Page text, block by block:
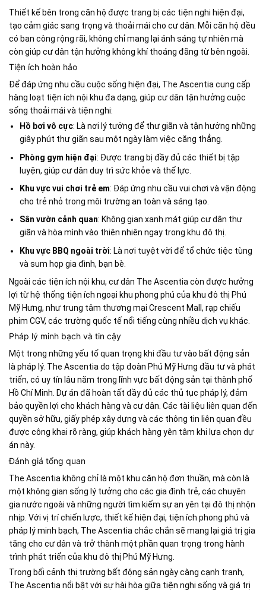
Thiết kế bên trong căn hộ được trang bị các tiện nghi hiện đại,
tạo cảm giác sang trọng và thoải mái cho cư dân. Mỗi căn hộ đều
có ban công rộng rãi, không chỉ mang lại ánh sáng tự nhiên mà
còn giúp cư dân tận hưởng không khí thoáng đãng từ bên ngoài.
Tiện ích hoàn hảo
Để đáp ứng nhu cầu cuộc sống hiện đại, The Ascentia cung cấp
hàng loạt tiện ích nội khu đa dạng, giúp cư dân tận hưởng cuộc
sống thoải mái và tiện nghi:
Hồ bơi vô cực: Là nơi lý tưởng để thư giãn và tận hưởng những
giây phút thư giãn sau một ngày làm việc căng thẳng.
Phòng gym hiện đại: Được trang bị đầy đủ các thiết bị tập
luyện, giúp cư dân duy trì sức khỏe và thể lực.
Khu vực vui chơi trẻ em: Đáp ứng nhu cầu vui chơi và vận động
cho trẻ nhỏ trong môi trường an toàn và sáng tạo.
Sân vườn cảnh quan: Không gian xanh mát giúp cư dân thư
giãn và hòa mình vào thiên nhiên ngay trong khu đô thị.
Khu vực BBQ ngoài trời: Là nơi tuyệt vời để tổ chức tiệc tùng
và sum họp gia đình, bạn bè.
Ngoài các tiện ích nội khu, cư dân The Ascentia còn được hưởng
lợi từ hệ thống tiện ích ngoại khu phong phú của khu đô thị Phú
Mỹ Hưng, như trung tâm thương mại Crescent Mall, rạp chiếu
phim CGV, các trường quốc tế nổi tiếng cùng nhiều dịch vụ khác.
Pháp lý minh bạch và tin cậy
Một trong những yếu tố quan trọng khi đầu tư vào bất động sản
là pháp lý. The Ascentia do tập đoàn Phú Mỹ Hưng đầu tư và phát
triển, có uy tín lâu năm trong lĩnh vực bất động sản tại thành phố
Hồ Chí Minh. Dự án đã hoàn tất đầy đủ các thủ tục pháp lý, đảm
bảo quyền lợi cho khách hàng và cư dân. Các tài liệu liên quan đến
quyền sở hữu, giấy phép xây dựng và các thông tin liên quan đều
được công khai rõ ràng, giúp khách hàng yên tâm khi lựa chọn dự
án này.
Đánh giá tổng quan
The Ascentia không chỉ là một khu căn hộ đơn thuần, mà còn là
một không gian sống lý tưởng cho các gia đình trẻ, các chuyên
gia nước ngoài và những người tìm kiếm sự an yên tại đô thị nhộn
nhịp. Với vị trí chiến lược, thiết kế hiện đại, tiện ích phong phú và
pháp lý minh bạch, The Ascentia chắc chắn sẽ mang lại giá trị gia
tăng cho cư dân và trở thành một phần quan trọng trong hành
trình phát triển của khu đô thị Phú Mỹ Hưng.
Trong bối cảnh thị trường bất động sản ngày càng cạnh tranh,
The Ascentia nổi bật với sự hài hòa giữa tiện nghi sống và giá trị